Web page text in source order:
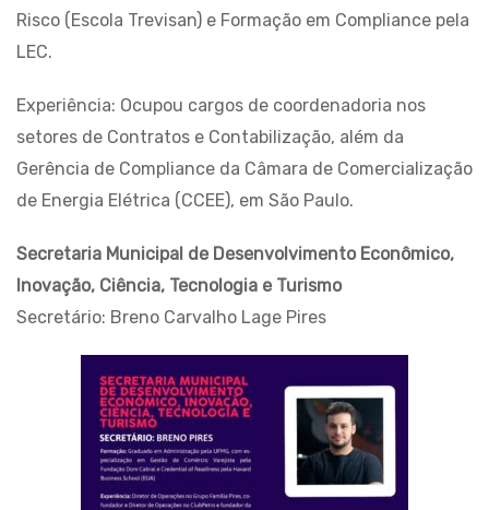
Risco (Escola Trevisan) e Formação em Compliance pela
LEC.
Experiência: Ocupou cargos de coordenadoria nos
setores de Contratos e Contabilização, além da
Gerência de Compliance da Câmara de Comercialização
de Energia Elétrica (CCEE), em São Paulo.
Secretaria Municipal de Desenvolvimento Econômico,
Inovação, Ciência, Tecnologia e Turismo
Secretário: Breno Carvalho Lage Pires